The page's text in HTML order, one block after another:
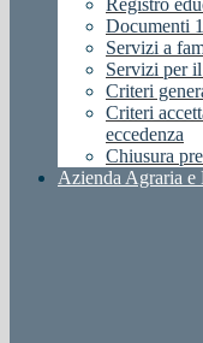
Registro
Documenti
Servizi a
Servizi per
Criteri
Criteri
eccedenza
Chiusura
Azienda Agraria e